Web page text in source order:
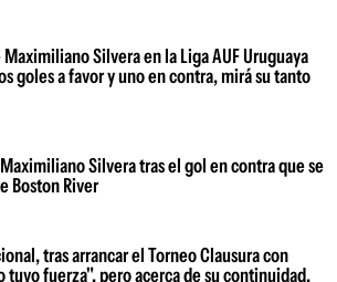
Silvera en la Liga AUF Uruguaya
goles a favor y uno en contra, mirá su tanto
Silvera tras el gol en contra que se
Boston River
tras arrancar el Torneo Clausura con
fuerza", pero acerca de su continuidad,